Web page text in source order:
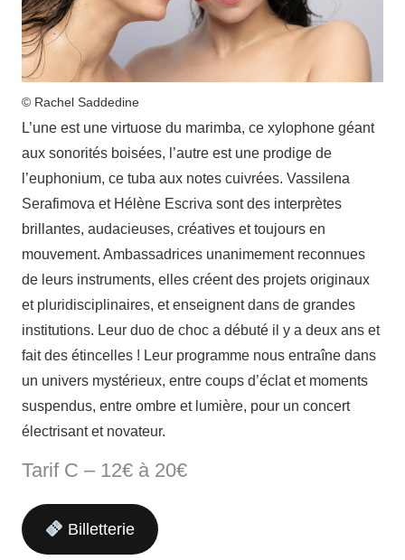
© Rachel Saddedine
L’une est une virtuose du marimba, ce xylophone géant
aux sonorités boisées, l’autre est une prodige de
l’euphonium, ce tuba aux notes cuivrées. Vassilena
Serafimova et Hélène Escriva sont des interprètes
brillantes, audacieuses, créatives et toujours en
mouvement. Ambassadrices unanimement reconnues
de leurs instruments, elles créent des projets originaux
et pluridisciplinaires, et enseignent dans de grandes
institutions. Leur duo de choc a débuté il y a deux ans et
fait des étincelles ! Leur programme nous entraîne dans
un univers mystérieux, entre coups d’éclat et moments
suspendus, entre ombre et lumière, pour un concert
électrisant et novateur.
Tarif C – 12€ à 20€
Billetterie